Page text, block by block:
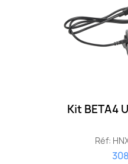
Kit BETA4
Réf: